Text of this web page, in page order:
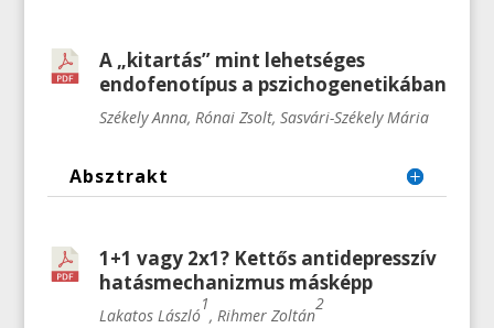
A „kitartás” mint lehetséges
endofenotípus a pszichogenetikában
Székely Anna, Rónai Zsolt, Sasvári-Székely Mária
Absztrakt
1+1 vagy 2x1? Kettős antidepresszív
hatásmechanizmus másképp
Lakatos László
1
, Rihmer Zoltán
2